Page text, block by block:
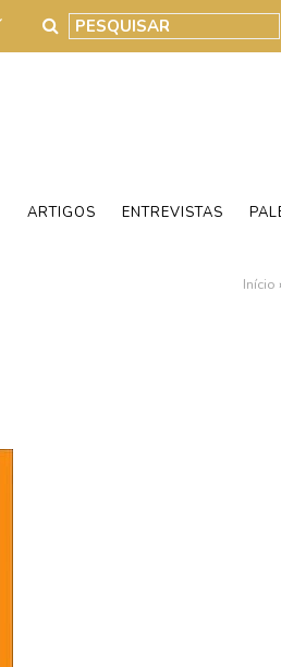
ARTIGOS ENTREVISTAS
Início